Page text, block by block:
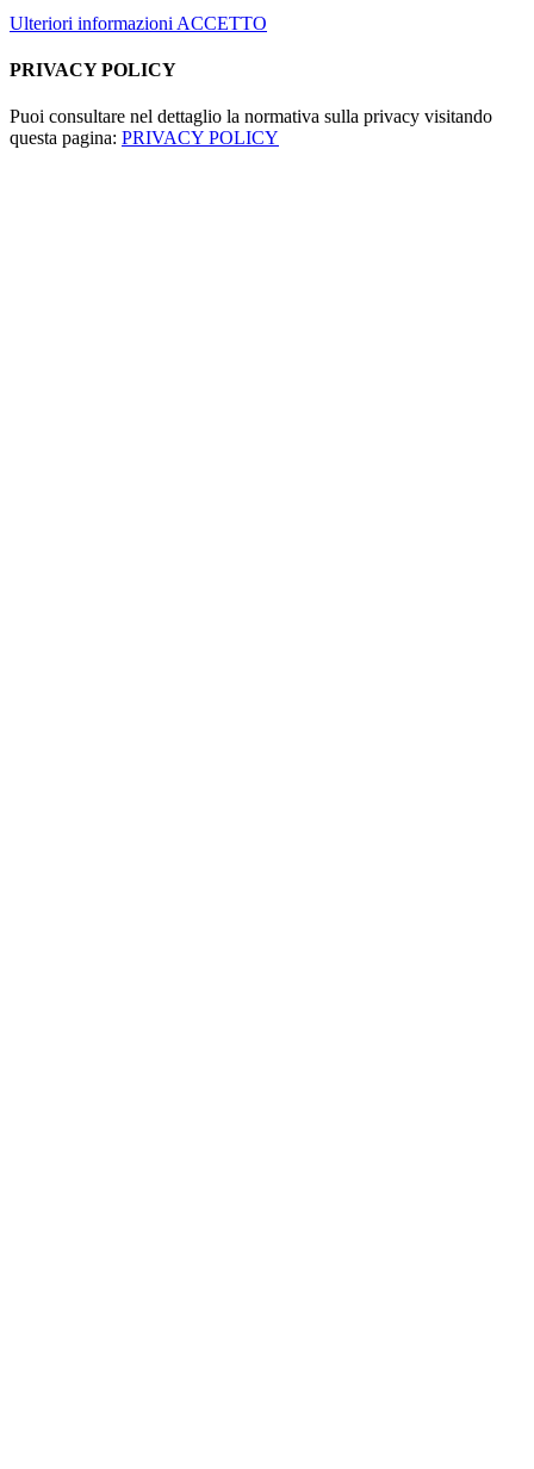
Ulteriori informazioni ACCETTO
PRIVACY POLICY
Puoi consultare nel dettaglio la normativa sulla privacy visitando
questa pagina: PRIVACY POLICY